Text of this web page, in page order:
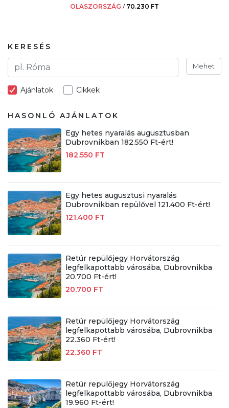
OLASZORSZÁG / 70.230 FT
KERESÉS
Mehet
Ajánlatok Cikkek
HASONLÓ AJÁNLATOK
Egy hetes nyaralás augusztusban
Dubrovnikban 182.550 Ft-ért!
182.550 FT
Egy hetes augusztusi nyaralás
Dubrovnikban repülővel 121.400 Ft-ért!
121.400 FT
Retúr repülőjegy Horvátország
legfelkapottabb városába, Dubrovnikba
20.700 Ft-ért!
20.700 FT
Retúr repülőjegy Horvátország
legfelkapottabb városába, Dubrovnikba
22.360 Ft-ért!
22.360 FT
Retúr repülőjegy Horvátország
legfelkapottabb városába, Dubrovnikba
19.960 Ft-ért!